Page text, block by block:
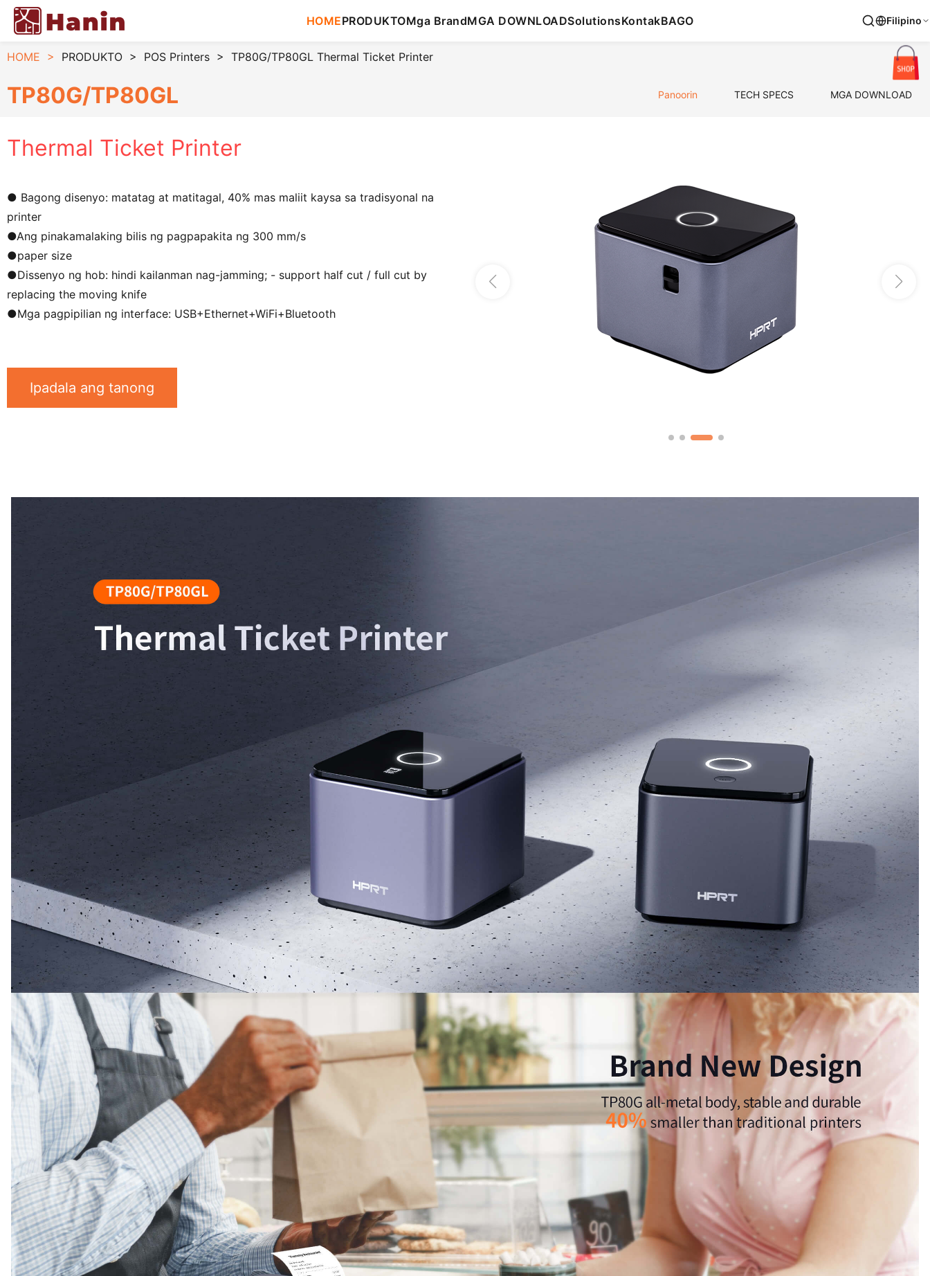
HOMEPRODUKTOMga BrandMGA DOWNLOADSolutionsKontakBAGO Filipino
HOME > PRODUKTO > POS Printers > TP80G/TP80GL Thermal Ticket Printer
TP80G/TP80GL Panoorin TECH SPECS MGA DOWNLOAD
Thermal Ticket Printer
● Bagong disenyo: matatag at matitagal, 40% mas maliit kaysa sa tradisyonal na
printer
●Ang pinakamalaking bilis ng pagpapakita ng 300 mm/s
●paper size
●Dissenyo ng hob: hindi kailanman nag-jamming; - support half cut / full cut by
replacing the moving knife
●Mga pagpipilian ng interface: USB+Ethernet+WiFi+Bluetooth
Ipadala ang tanong